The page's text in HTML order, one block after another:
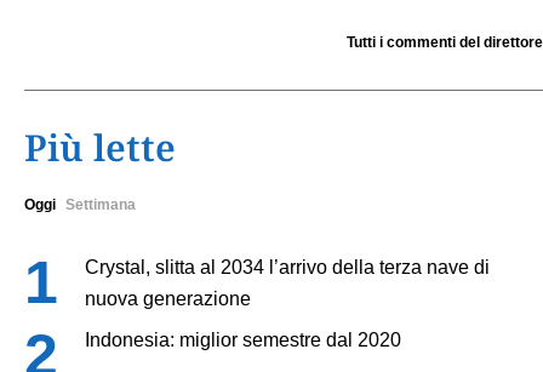
Tutti i commenti del direttore
Più lette
Oggi Settimana
Crystal, slitta al 2034 l’arrivo della terza nave di
nuova generazione
Indonesia: miglior semestre dal 2020